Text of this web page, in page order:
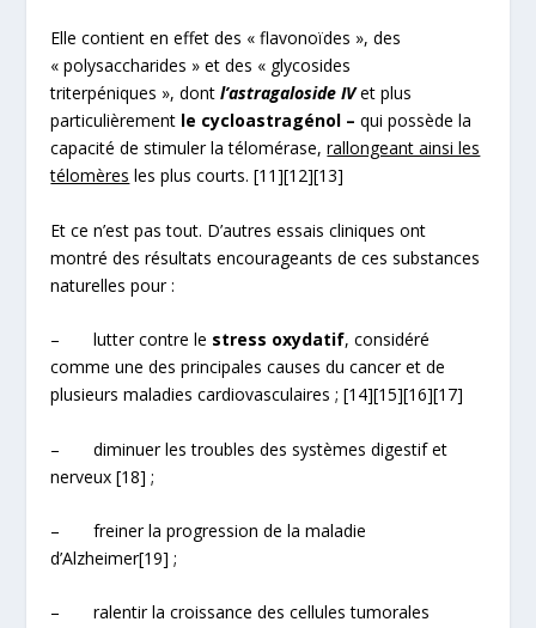
Elle contient en effet des « flavonoïdes », des
« polysaccharides » et des « glycosides
triterpéniques », dontl’astragaloside IVet plus
particulièrement le cycloastragénol –qui possède la
capacité de stimuler la télomérase,rallongeant ainsi les
télomères les plus courts.[11][12][13]
Et ce n’est pas tout. D’autres essais cliniques ont
montré des résultats encourageants de ces substances
naturelles pour :
– lutter contre le stress oxydatif, considéré
comme une des principales causes du cancer et de
plusieurs maladies cardiovasculaires ;[14][15][16][17]
– diminuer les troubles des systèmes digestif et
nerveux[18] ;
– freiner la progression de la maladie
d’Alzheimer[19] ;
– ralentir la croissance des cellules tumorales